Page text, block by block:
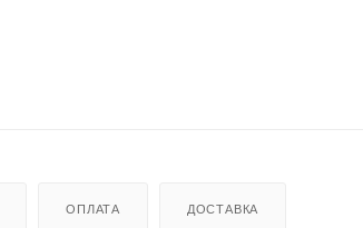
ОПЛАТА ДОСТАВКА